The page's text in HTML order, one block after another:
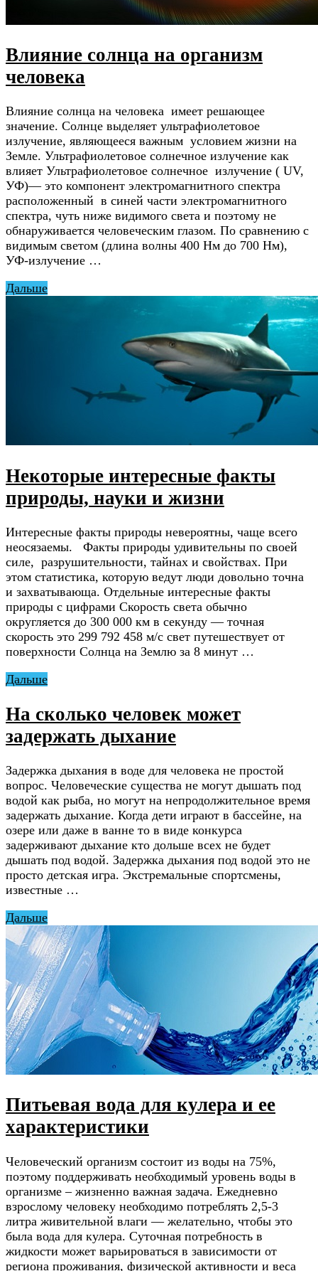
Влияние солнца на организм
человека
Влияние солнца на человека имеет решающее
значение. Солнце выделяет ультрафиолетовое
излучение, являющееся важным условием жизни на
Земле. Ультрафиолетовое солнечное излучение как
влияет Ультрафиолетовое солнечное излучение ( UV,
УФ)— это компонент электромагнитного спектра
расположенный в синей части электромагнитного
спектра, чуть ниже видимого света и поэтому не
обнаруживается человеческим глазом. По сравнению с
видимым светом (длина волны 400 Нм до 700 Нм),
УФ-излучение …
Дальше
Некоторые интересные факты
природы, науки и жизни
Интересные факты природы невероятны, чаще всего
неосязаемы. Факты природы удивительны по своей
силе, разрушительности, тайнах и свойствах. При
этом статистика, которую ведут люди довольно точна
и захватывающа. Отдельные интересные факты
природы с цифрами Скорость света обычно
округляется до 300 000 км в секунду — точная
скорость это 299 792 458 м/с свет путешествует от
поверхности Солнца на Землю за 8 минут …
Дальше
На сколько человек может
задержать дыхание
Задержка дыхания в воде для человека не простой
вопрос. Человеческие существа не могут дышать под
водой как рыба, но могут на непродолжительное время
задержать дыхание. Когда дети играют в бассейне, на
озере или даже в ванне то в виде конкурса
задерживают дыхание кто дольше всех не будет
дышать под водой. Задержка дыхания под водой это не
просто детская игра. Экстремальные спортсмены,
известные …
Дальше
Питьевая вода для кулера и ее
характеристики
Человеческий организм состоит из воды на 75%,
поэтому поддерживать необходимый уровень воды в
организме – жизненно важная задача. Ежедневно
взрослому человеку необходимо потреблять 2,5-3
литра живительной влаги — желательно, чтобы это
была вода для кулера. Суточная потребность в
жидкости может варьироваться в зависимости от
региона проживания, физической активности и веса